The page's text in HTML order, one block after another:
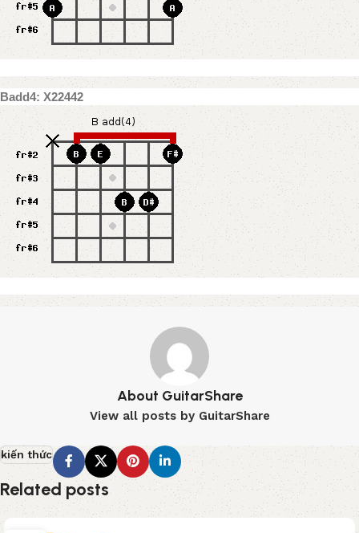
Badd4: X22442
About GuitarShare
View all posts by GuitarShare
kiến thức
Related posts